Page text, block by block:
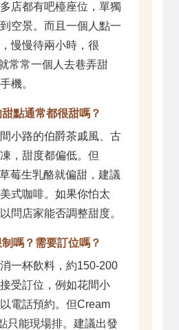
店都有吧檯座位，單獨
空景。而且一個人點一
慢慢待兩小時，很
常常一個人去巷弄甜
機。
點通常都很甜嗎？
小路的伯爵茶戚風、古
，甜度都偏低。但
莓生乳酪就偏甜，建議
式咖啡。如果你怕太
問店家能否調整甜度。
嗎？需要訂位嗎？
一杯飲料，約150-200
受訂位，例如花間小
電話預約。但Cream
只能現場排。建議出發